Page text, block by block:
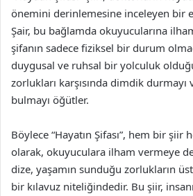
önemini derinlemesine inceleyen bir
Şair, bu bağlamda okuyucularına
şifanın sadece fiziksel bir durum
duygusal ve ruhsal bir yolculuk
zorlukları karşısında dimdik
bulmayı öğütler.
Böylece “Hayatın Şifası”, hem bir
olarak, okuyuculara ilham vermeye
dize, yaşamın sunduğu zorlukların
bir kılavuz niteliğindedir. Bu şiir,